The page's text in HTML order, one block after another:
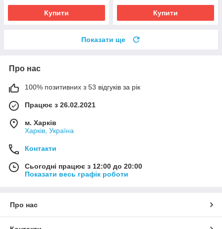
Купити Купити
Показати ще
Про нас
100% позитивних з 53 відгуків за рік
Працює з 26.02.2021
м. Харків
Харків, Україна
Контакти
Сьогодні працює з 12:00 до 20:00
Показати весь графік роботи
Про нас